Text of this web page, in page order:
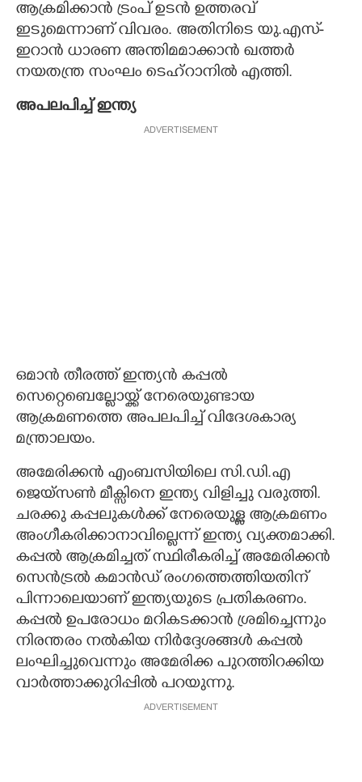
ആക്രമിക്കാൻ ട്രംപ് ഉടൻ ഉത്തരവ്
ഇടുമെന്നാണ് വിവരം. അതിനിടെ യു.എസ്-
ഇറാൻ ധാരണ അന്തിമമാക്കാൻ ഖത്തർ
നയതന്ത്ര സംഘം ടെഹ്റാനിൽ എത്തി.
അപലപിച്ച് ഇന്ത്യ
ADVERTISEMENT
ഒമാൻ തീരത്ത് ഇന്ത്യൻ കപ്പൽ
സെറ്റെബെല്ലോയ്ക്ക് നേരെയുണ്ടായ
ആക്രമണത്തെ അപലപിച്ച് വിദേശകാര്യ
മന്ത്രാലയം.
അമേരിക്കൻ എംബസിയിലെ സി.ഡി.എ
ജെയ്സൺ മീക്സിനെ ഇന്ത്യ വിളിച്ചു വരുത്തി.
ചരക്കു കപ്പലുകൾക്ക് നേരെയുള്ള ആക്രമണം
അംഗീകരിക്കാനാവില്ലെന്ന് ഇന്ത്യ വ്യക്തമാക്കി.
കപ്പൽ ആക്രമിച്ചത് സ്ഥിരീകരിച്ച് അമേരിക്കൻ
സെൻട്രൽ കമാൻഡ് രം​ഗത്തെത്തിയതിന്
പിന്നാലെയാണ് ഇന്ത്യയുടെ പ്രതികരണം.
കപ്പൽ ഉപരോധം മറികടക്കാൻ ശ്രമിച്ചെന്നും
നിരന്തരം നൽകിയ നിർദ്ദേശങ്ങൾ കപ്പൽ
ലംഘിച്ചുവെന്നും അമേരിക്ക പുറത്തിറക്കിയ
വാർത്താക്കുറിപ്പിൽ പറയുന്നു.
ADVERTISEMENT